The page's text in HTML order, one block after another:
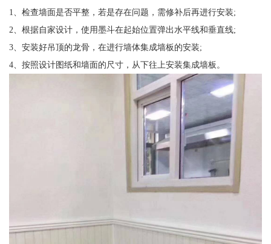
1、检查墙面是否平整，若是存在问题，需修补后再进行安装;
2、根据自家设计，使用墨斗在起始位置弹出水平线和垂直线;
3、安装好吊顶的龙骨，在进行墙体集成墙板的安装;
4、按照设计图纸和墙面的尺寸，从下往上安装集成墙板。